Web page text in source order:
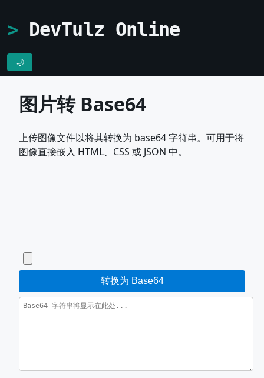
DevTulz Online
🌙
图片转 Base64
上传图像文件以将其转换为 base64 字符串。可用于将
图像直接嵌入 HTML、CSS 或 JSON 中。
转换为 Base64